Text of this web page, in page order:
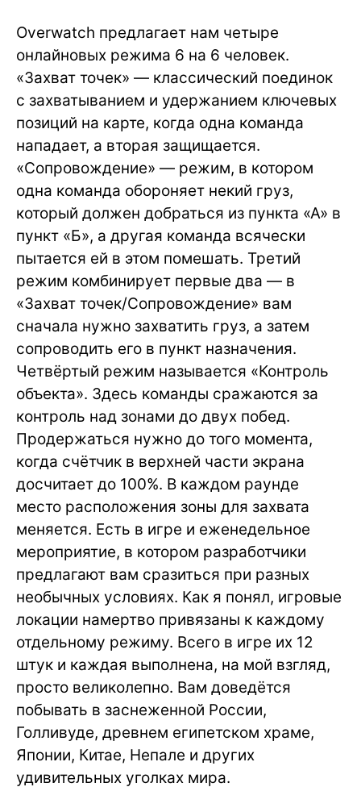
Overwatch предлагает нам четыре
онлайновых режима 6 на 6 человек.
«Захват точек» — классический поединок
с захватыванием и удержанием ключевых
позиций на карте, когда одна команда
нападает, а вторая защищается.
«Сопровождение» — режим, в котором
одна команда обороняет некий груз,
который должен добраться из пункта «А» в
пункт «Б», а другая команда всячески
пытается ей в этом помешать. Третий
режим комбинирует первые два — в
«Захват точек/Сопровождение» вам
сначала нужно захватить груз, а затем
сопроводить его в пункт назначения.
Четвёртый режим называется «Контроль
объекта». Здесь команды сражаются за
контроль над зонами до двух побед.
Продержаться нужно до того момента,
когда счётчик в верхней части экрана
досчитает до 100%. В каждом раунде
место расположения зоны для захвата
меняется. Есть в игре и еженедельное
мероприятие, в котором разработчики
предлагают вам сразиться при разных
необычных условиях. Как я понял, игровые
локации намертво привязаны к каждому
отдельному режиму. Всего в игре их 12
штук и каждая выполнена, на мой взгляд,
просто великолепно. Вам доведётся
побывать в заснеженной России,
Голливуде, древнем египетском храме,
Японии, Китае, Непале и других
удивительных уголках мира.